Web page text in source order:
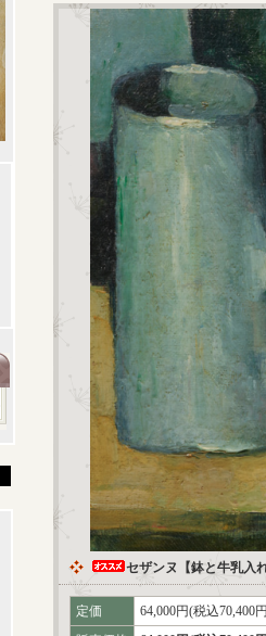
セザンヌ【鉢と牛乳入れ
定価
64,000円(税込70,400